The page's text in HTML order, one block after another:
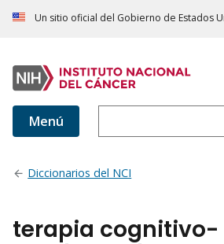
Un sitio oficial del Gobierno de Estados
Menú
Diccionarios del NCI
terapia cognitivo-